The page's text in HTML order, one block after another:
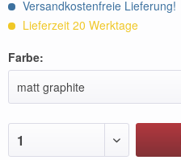
Versandkostenfreie Lieferung!
Lieferzeit 20 Werktage
Farbe:
matt graphite
1